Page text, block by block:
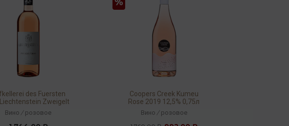
des Fuersten
Zweigelt
Clos Domaine 2017
12% 0,75л
Вино / розовое
Coopers Creek Kumeu
Rose 2019 12,5% 0,75л
Вино / розовое